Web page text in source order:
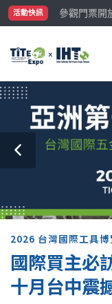
活動快訊
參觀門票開
最大規模台
2026 台灣國際工具
國際買主必
十月台中震